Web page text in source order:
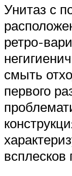
Унитаз с
ретро-
смыть
первого
всплесков